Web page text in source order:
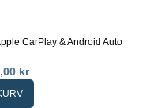
CarPlay & Android Auto
kr